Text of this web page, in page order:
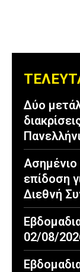
Δύο
Ασημένιο
επίδοση
Διεθνή
02/08/